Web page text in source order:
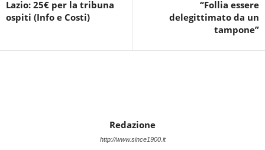
Lazio: 25€ per la tribuna
ospiti (Info e Costi)
“Follia essere
delegittimato da un
tampone”
Redazione
http://www.since1900.it